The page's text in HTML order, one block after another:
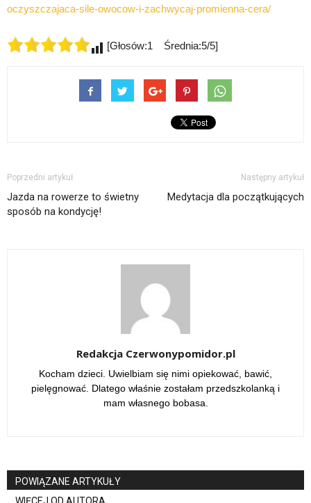
oczyszczajaca-sile-owocow-i-zachwycaj-promienna-cera/
[Głosów:1 Średnia:5/5]
Poprzedni artykuł
Jazda na rowerze to świetny
sposób na kondycję!
Następny artykuł
Medytacja dla początkujących
Redakcja Czerwonypomidor.pl
Kocham dzieci. Uwielbiam się nimi opiekować, bawić,
pielęgnować. Dlatego właśnie zostałam przedszkolanką i
mam własnego bobasa.
POWIĄZANE ARTYKUŁY